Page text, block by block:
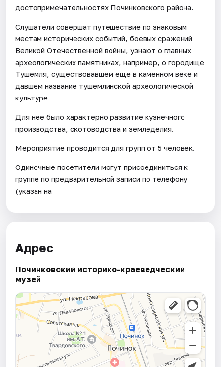
достопримечательностях Починковского района.
Слушатели совершат путешествие по знаковым
местам исторических событий, боевых сражений
Великой Отечественной войны, узнают о главных
археологических памятниках, например, о городище
Тушемля, существовавшем еще в каменном веке и
давшем название тушемлинской археологической
культуре.
Для нее было характерно развитие кузнечного
производства, скотоводства и земледелия.
Мероприятие проводится для групп от 5 человек.
Одиночные посетители могут присоединиться к
группе по предварительной записи по телефону
(указан на
Адрес
Починковский историко-краеведческий
музей